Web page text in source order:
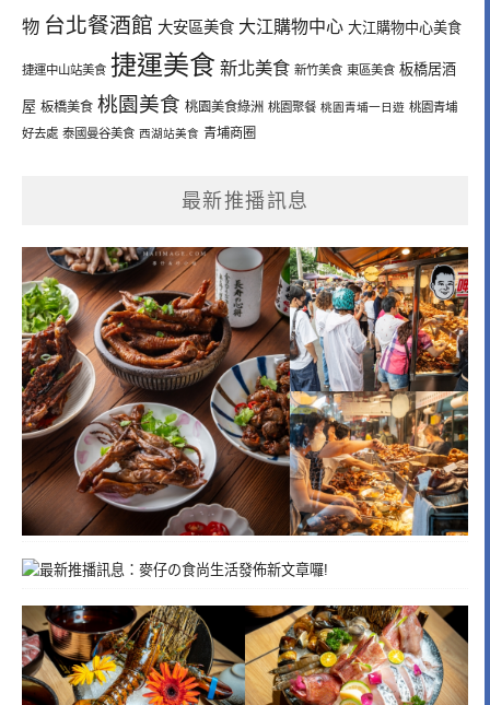
物 台北餐酒館 大安區美食 大江購物中心 大江購物中心美食
捷運中山站美食 捷運美食 新北美食 新竹美食 東區美食 板橋居酒
屋 板橋美食 桃園美食 桃園美食綠洲 桃園聚餐 桃園青埔一日遊 桃園青埔
好去處 泰國曼谷美食 西湖站美食 青埔商圈
最新推播訊息